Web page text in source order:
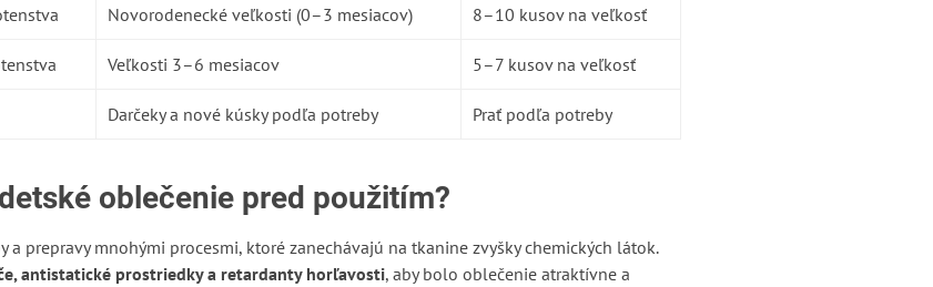
Novorodenecké veľkosti (0–3 mesiacov) 8–10 kusov na veľkosť
Veľkosti 3–6 mesiacov 5–7 kusov na veľkosť
Darčeky a nové kúsky podľa potreby Prať podľa potreby
oblečenie pred použitím?
a prepravy mnohými procesmi, ktoré zanechávajú na tkanine zvyšky chemických látok.
antistatické prostriedky a retardanty horľavosti, aby bolo oblečenie atraktívne a